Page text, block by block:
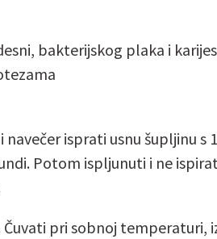
bakterijskog plaka i
isprati usnu šupljinu s
Potom ispljunuti i ne
Čuvati pri sobnoj temperaturi,